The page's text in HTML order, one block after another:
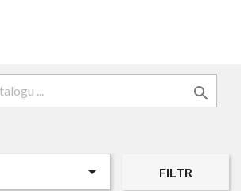

 FILTR